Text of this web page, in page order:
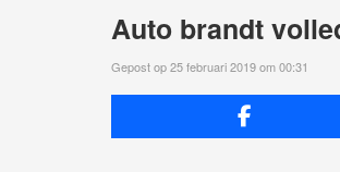
Auto brandt
Gepost op 25 februari 2019 om 00:31